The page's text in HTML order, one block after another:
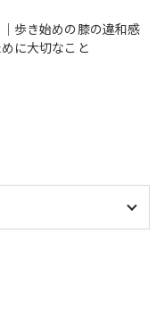
歩き始めの膝の違和感
に大切なこと